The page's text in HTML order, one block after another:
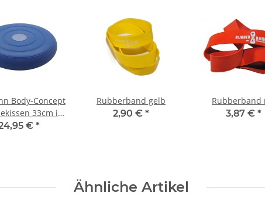
Body-Concept
33cm in
mit Pumpe
€ *
Rubberband gelb
2,90 € *
Rubberband
3,87 € *
Ähnliche Artikel